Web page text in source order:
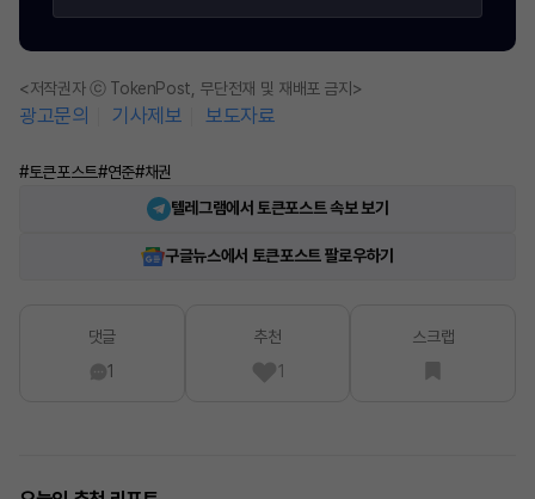
<저작권자 ⓒ TokenPost, 무단전재 및 재배포 금지>
광고문의 기사제보 보도자료
#토큰포스트#연준#채권
텔레그램에서 토큰포스트 속보 보기
구글뉴스에서 토큰포스트 팔로우하기
댓글
1
추천
1
스크랩